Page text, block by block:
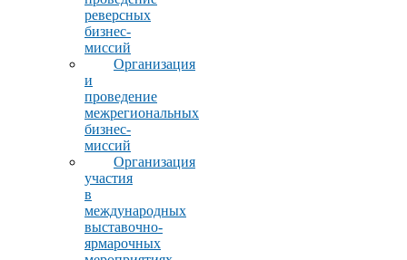
реверсных
бизнес-
миссий
Организация
и
проведение
межрегиональных
бизнес-
миссий
Организация
участия
в
международных
выставочно-
ярмарочных